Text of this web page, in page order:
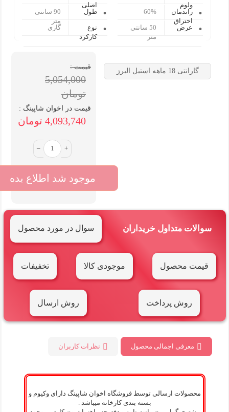
ولوم
اصلی
راندمان
احتراق
60% طول
90 سانتی
متر
عرض
50 سانتی
متر
نوع
کارکرد
گازی
گارانتی 18 ماهه استیل البرز
قیمت :
5,054,000
تومان
قیمت در اخوان شاپینگ :
4,093,740 تومان
– +
موجود شد اطلاع بده
سوالات متداول خریداران سوال در مورد محصول
قیمت محصول موجودی کالا تخفیفات
روش پرداخت روش ارسال
معرفی اجمالی محصول نظرات کاربران
محصولات ارسالی توسط فروشگاه اخوان شاپینگ دارای وکیوم و
بسته بندی کارخانه میباشد .